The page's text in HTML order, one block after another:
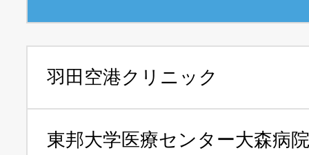
羽田空港クリニック
東邦大学医療センター大森病